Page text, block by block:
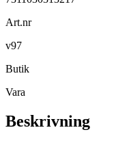
Art.nr
v97
Butik
Vara
Beskrivning